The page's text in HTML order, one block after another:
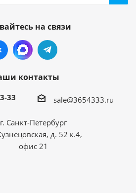
на связи
контакты
33 sale@3654333.ru
г. Санкт-Петербург
д. 52 к.4,
офис 21